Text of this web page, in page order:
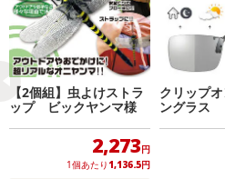
【2個組】虫よけストラ
ップ ビックヤンマ様
2,273円
1個あたり 1,136.5円
クリップ
ングラス